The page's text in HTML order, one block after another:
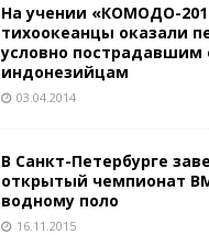
На учении «КОМОДО-
тихоокеанцы оказали
условно пострадавшим
индонезийцам
03.04.2014
В Санкт-Петербурге
открытый чемпионат
водному поло
16.11.2015